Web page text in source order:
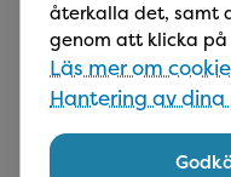
Vi undersöker
smärtlindring
Kostnad för
återkalla det, samt
genom att klicka på
Läs mer om
Hantering av